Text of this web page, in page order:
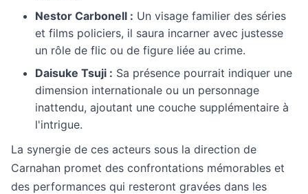
Nestor Carbonell : Un visage familier des séries
et films policiers, il saura incarner avec justesse
un rôle de flic ou de figure liée au crime.
Daisuke Tsuji : Sa présence pourrait indiquer une
dimension internationale ou un personnage
inattendu, ajoutant une couche supplémentaire à
l'intrigue.
La synergie de ces acteurs sous la direction de
Carnahan promet des confrontations mémorables et
des performances qui resteront gravées dans les